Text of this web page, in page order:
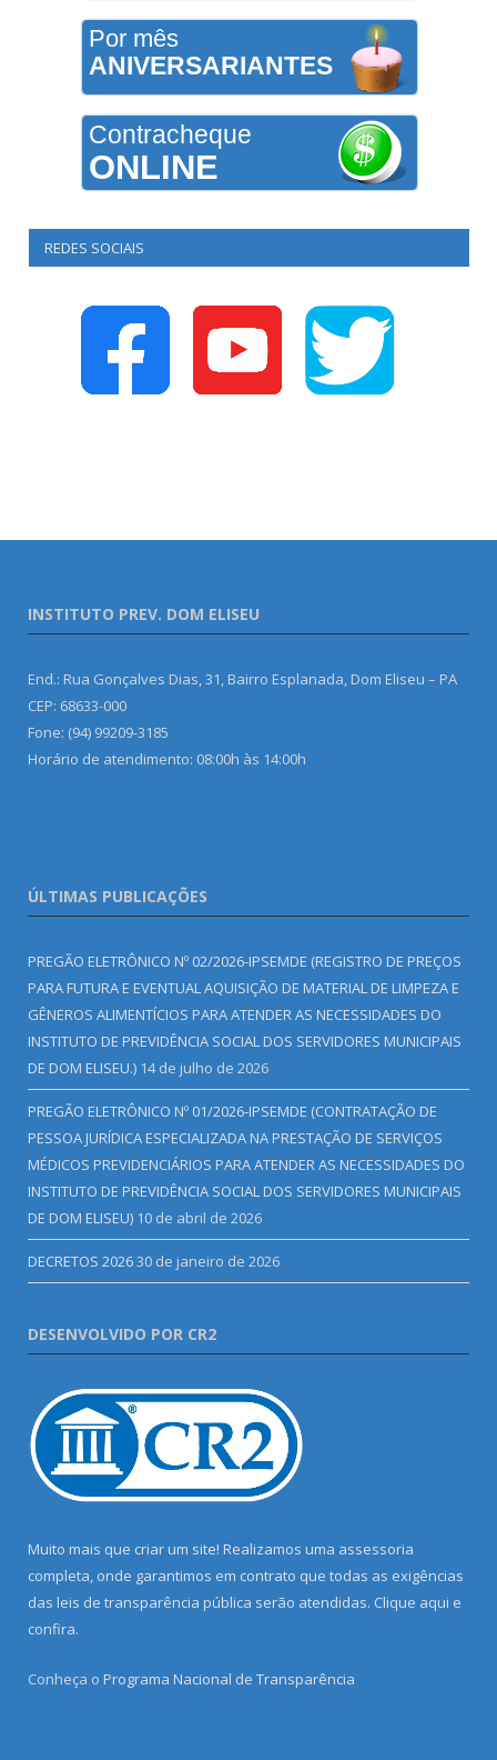
Por mês
ANIVERSARIANTES
Contracheque
ONLINE
REDES SOCIAIS
INSTITUTO PREV. DOM ELISEU
End.: Rua Gonçalves Dias, 31, Bairro Esplanada, Dom Eliseu – PA
CEP: 68633-000
Fone: (94) 99209-3185
Horário de atendimento: 08:00h às 14:00h
ÚLTIMAS PUBLICAÇÕES
PREGÃO ELETRÔNICO Nº 02/2026-IPSEMDE (REGISTRO DE PREÇOS
PARA FUTURA E EVENTUAL AQUISIÇÃO DE MATERIAL DE LIMPEZA E
GÊNEROS ALIMENTÍCIOS PARA ATENDER AS NECESSIDADES DO
INSTITUTO DE PREVIDÊNCIA SOCIAL DOS SERVIDORES MUNICIPAIS
DE DOM ELISEU.) 14 de julho de 2026
PREGÃO ELETRÔNICO Nº 01/2026-IPSEMDE (CONTRATAÇÃO DE
PESSOA JURÍDICA ESPECIALIZADA NA PRESTAÇÃO DE SERVIÇOS
MÉDICOS PREVIDENCIÁRIOS PARA ATENDER AS NECESSIDADES DO
INSTITUTO DE PREVIDÊNCIA SOCIAL DOS SERVIDORES MUNICIPAIS
DE DOM ELISEU) 10 de abril de 2026
DECRETOS 202630 de janeiro de 2026
DESENVOLVIDO POR CR2
Muito mais que criar um site! Realizamos uma assessoria
completa, onde garantimos em contrato que todas as exigências
das leis de transparência pública serão atendidas. Clique aqui e
confira.
Conheça o Programa Nacional de Transparência